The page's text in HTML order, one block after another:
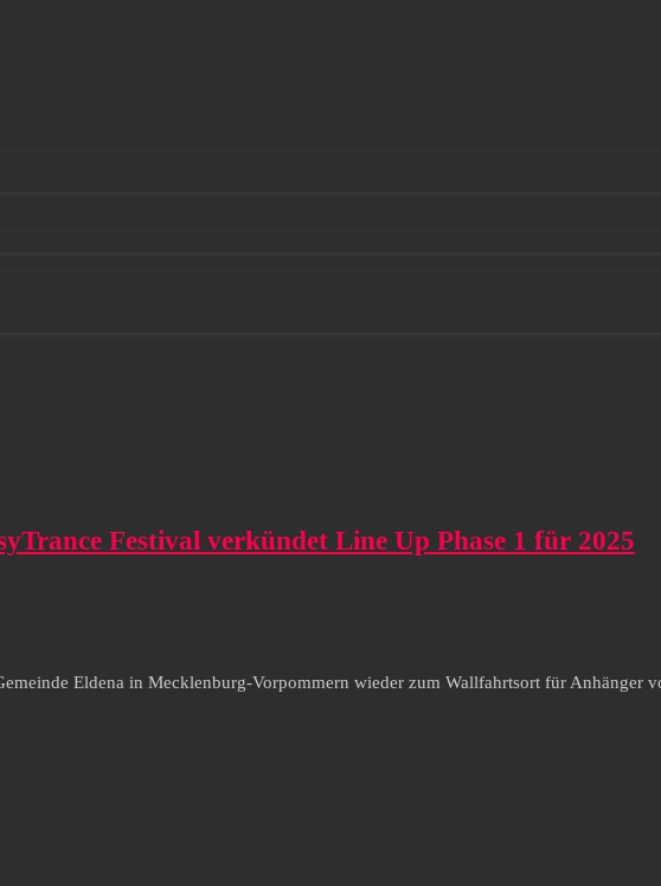
Festival verkündet Line Up Phase 1 für 2025
Eldena in Mecklenburg-Vorpommern wieder zum Wallfahrtsort für Anhänger